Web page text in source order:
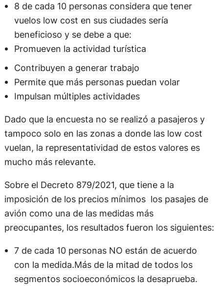
8 de cada 10 personas considera que tener
vuelos low cost en sus ciudades sería
beneficioso y se debe a que:
Promueven la actividad turística
Contribuyen a generar trabajo
Permite que más personas puedan volar
Impulsan múltiples actividades
Dado que la encuesta no se realizó a pasajeros y
tampoco solo en las zonas a donde las low cost
vuelan, la representatividad de estos valores es
mucho más relevante.
Sobre el Decreto 879/2021, que tiene a la
imposición de los precios mínimos los pasajes de
avión como una de las medidas más
preocupantes, los resultados fueron los siguientes:
7 de cada 10 personas NO están de acuerdo
con la medida.Más de la mitad de todos los
segmentos socioeconómicos la desaprueba.